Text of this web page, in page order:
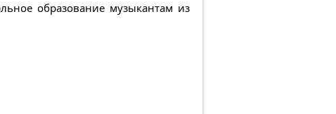
образование музыкантам из